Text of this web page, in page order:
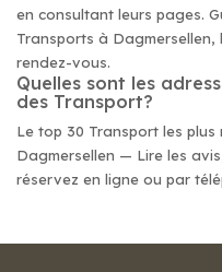
en consultant leurs pages.
Transports à
rendez-vous.
Quelles sont les
des Transport?
Le top 30 Transport les
Dagmersellen — Lire les
réservez en ligne ou par